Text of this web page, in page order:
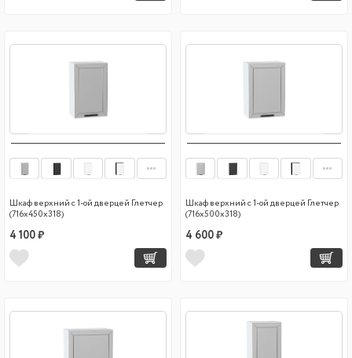
Шкаф верхний с 1-ой дверцей Глетчер
(716х450х318)
4 100 ₽
Шкаф верхний с 1-ой дверцей Глетчер
(716х500х318)
4 600 ₽